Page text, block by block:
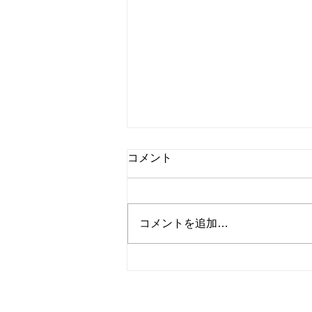
コメント
コメントを追加…